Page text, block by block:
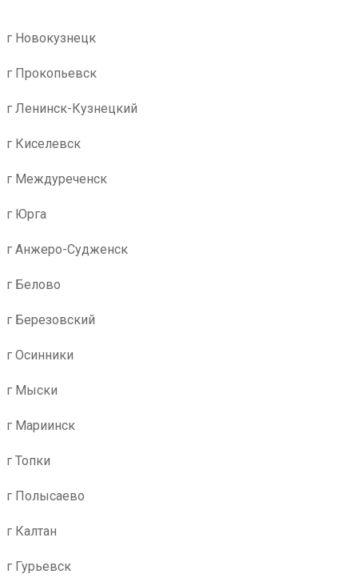
г Новокузнецк
г Прокопьевск
г Ленинск-Кузнецкий
г Киселевск
г Междуреченск
г Юрга
г Анжеро-Судженск
г Белово
г Березовский
г Осинники
г Мыски
г Мариинск
г Топки
г Полысаево
г Калтан
г Гурьевск